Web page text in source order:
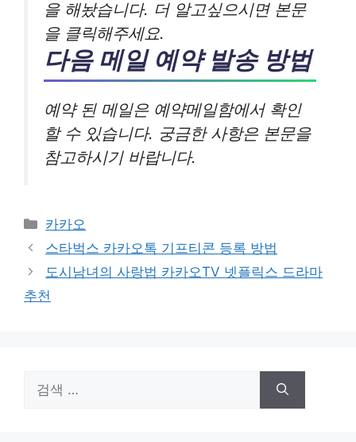
을 해놨습니다. 더 알고싶으시면 본문
을 클릭해주세요.
다음 메일 예약 발송 방법
예약 된 메일은 예약메일함에서 확인
할 수 있습니다. 궁금한 사항은 본문을
참고하시기 바랍니다.
카
테
리
카카오
스타벅스 카카오톡 기프티콘 등록 방법
도시남녀의 사랑법 카카오TV 넷플릭스 드라마
추천
색: